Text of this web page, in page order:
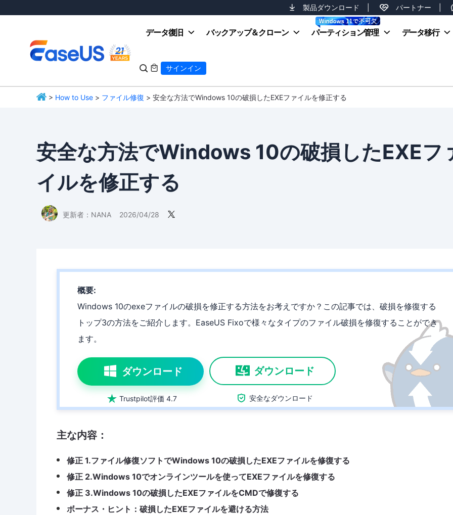
製品ダウンロード パートナー
データ復旧 バックアップ＆クローン パーティション管理 データ移行
  サインイン
> How to Use > ファイル修復 > 安全な方法でWindows 10の破損したEXEファイルを修正する
安全な方法でWindows 10の破損したEXEフ
イルを修正する
更新者： NANA 2026/04/28 
概要:
Windows 10のexeファイルの破損を修正する方法をお考えですか？この記事では、破損を修復する
トップ3の方法をご紹介します。EaseUS Fixoで様々なタイプのファイル破損を修復することができ
ます。
ダウンロード
 Trustpilot評価 4.7
ダウンロード
 安全なダウンロード
主な内容：
修正 1.ファイル修復ソフトでWindows 10の破損したEXEファイルを修復する
修正 2.Windows 10でオンラインツールを使ってEXEファイルを修復する
修正 3.Windows 10の破損したEXEファイルをCMDで修復する
ボーナス・ヒント：破損したEXEファイルを避ける方法